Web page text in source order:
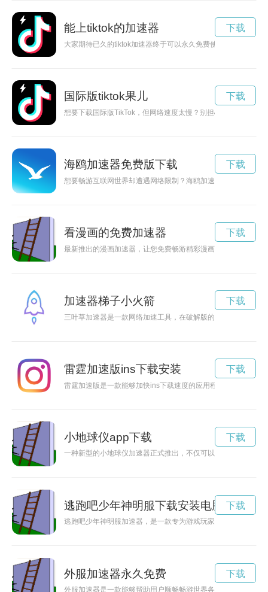
能上tiktok的加速器
大家期待已久的tiktok加速器终于可以永久免费使用啦！现在就
下载
国际版tiktok果儿
想要下载国际版TikTok，但网络速度太慢？别担心，现在有了
下载
海鸥加速器免费版下载
想要畅游互联网世界却遭遇网络限制？海鸥加速器破解版或许
下载
看漫画的免费加速器
最新推出的漫画加速器，让您免费畅游精彩漫画世界，无需等
下载
加速器梯子小火箭
三叶草加速器是一款网络加速工具，在破解版的基础上，用户
下载
雷霆加速版ins下载安装
雷霆加速版是一款能够加快ins下载速度的应用程序，让用户能
下载
小地球仪app下载
一种新型的小地球仪加速器正式推出，不仅可以帮助孩子们学
下载
逃跑吧少年神明服下载安装电脑版
逃跑吧少年神明服加速器，是一款专为游戏玩家设计的加速器
下载
外服加速器永久免费
外服加速器是一款能够帮助用户顺畅畅游世界各地网络游戏的
下载